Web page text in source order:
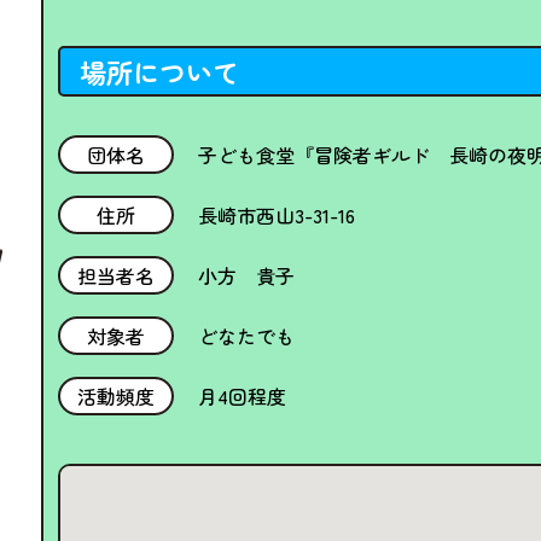
場所について
団体名 子ども食堂『冒険者ギルド 長崎の夜
住所 長崎市西山3-31-16
担当者名 小方 貴子
対象者 どなたでも
活動頻度 月4回程度